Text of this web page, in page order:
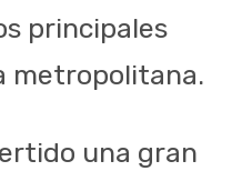
principales
metropolitana.
una gran